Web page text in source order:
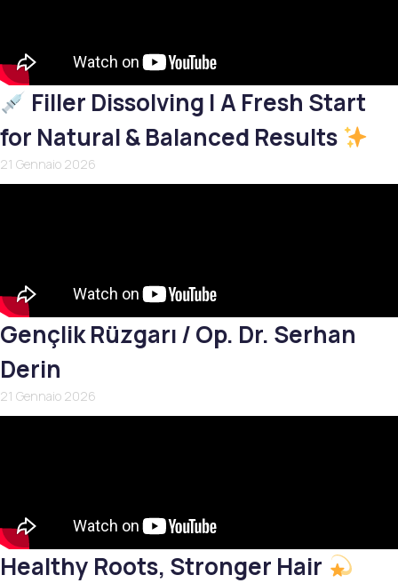
Filler Dissolving | A Fresh Start
for Natural & Balanced Results
21 Gennaio 2026
Gençlik Rüzgarı / Op. Dr. Serhan
Derin
21 Gennaio 2026
Healthy Roots, Stronger Hair